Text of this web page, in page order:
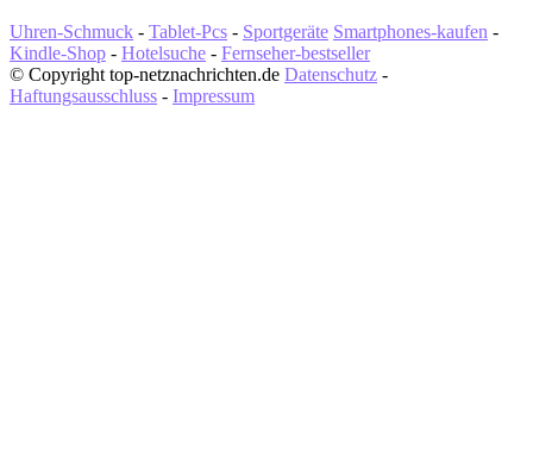
Uhren-Schmuck - Tablet-Pcs - Sportgeräte Smartphones-kaufen -
Kindle-Shop - Hotelsuche - Fernseher-bestseller
© Copyright top-netznachrichten.de Datenschutz -
Haftungsausschluss - Impressum